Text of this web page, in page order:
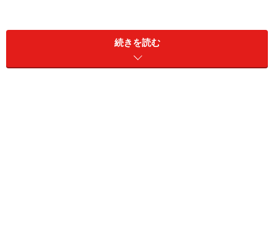
な印象を抱かれがちでした。しかし最近では、映画「エ
ヴァンゲリオン」が新旧劇場版合わせて興行収入が150
億円を超える大ヒットを記録
続きを読む